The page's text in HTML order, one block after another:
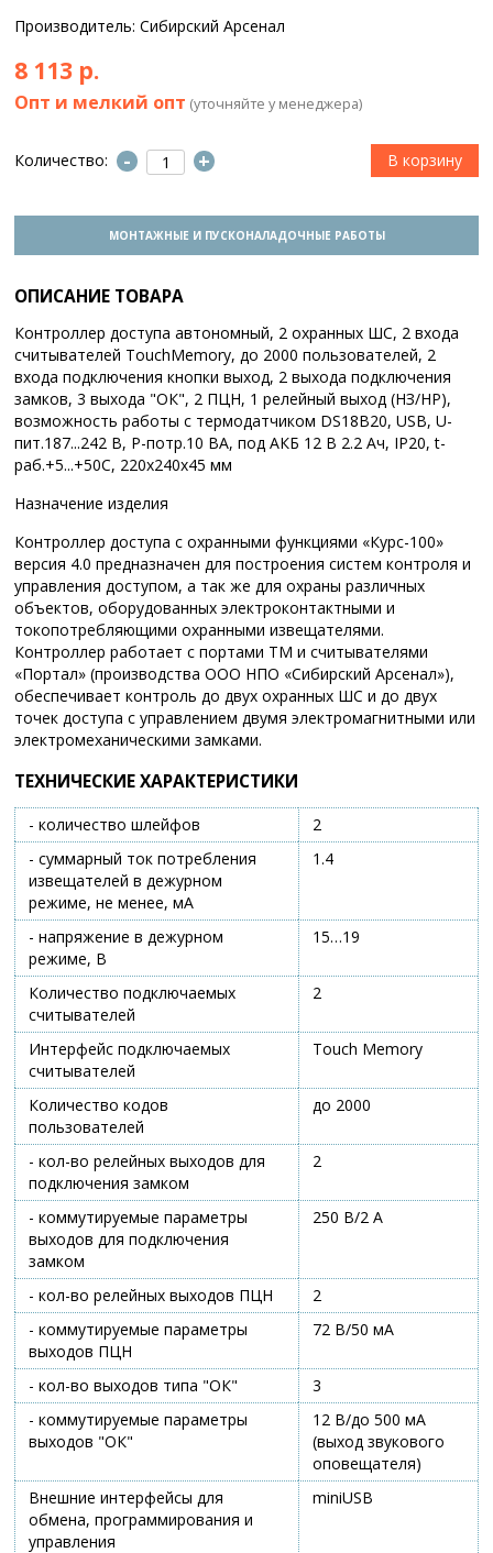
Производитель: Сибирский Арсенал
8 113 р.
Опт и мелкий опт (уточняйте у менеджера)
Количество: - +
МОНТАЖНЫЕ И ПУСКОНАЛАДОЧНЫЕ РАБОТЫ
ОПИСАНИЕ ТОВАРА
Контроллер доступа автономный, 2 охранных ШС, 2 входа
считывателей TouchMemory, до 2000 пользователей, 2
входа подключения кнопки выход, 2 выхода подключения
замков, 3 выхода "ОК", 2 ПЦН, 1 релейный выход (НЗ/НР),
возможность работы с термодатчиком DS18В20, USB, U-
пит.187...242 В, P-потр.10 ВА, под АКБ 12 В 2.2 Ач, IP20, t-
раб.+5...+50С, 220x240x45 мм
Назначение изделия
Контроллер доступа с охранными функциями «Курс-100»
версия 4.0 предназначен для построения систем контроля и
управления доступом, а так же для охраны различных
объектов, оборудованных электроконтактными и
токопотребляющими охранными извещателями.
Контроллер работает с портами ТМ и считывателями
«Портал» (производства ООО НПО «Сибирский Арсенал»),
обеспечивает контроль до двух охранных ШС и до двух
точек доступа с управлением двумя электромагнитными или
электромеханическими замками.
ТЕХНИЧЕСКИЕ ХАРАКТЕРИСТИКИ
- количество шлейфов
2
- суммарный ток потребления
извещателей в дежурном
режиме, не менее, мА
1.4
- напряжение в дежурном
режиме, В
15…19
Количество подключаемых
считывателей
2
Интерфейс подключаемых
считывателей
Touch Memory
Количество кодов
пользователей
до 2000
- кол-во релейных выходов для
подключения замком
2
- коммутируемые параметры
выходов для подключения
замком
250 В/2 A
- кол-во релейных выходов ПЦН
2
- коммутируемые параметры
выходов ПЦН
72 В/50 мА
- кол-во выходов типа "ОК"
3
- коммутируемые параметры
выходов "ОК"
12 В/до 500 мА
(выход звукового
оповещателя)
Внешние интерфейсы для
обмена, программирования и
управления
miniUSB